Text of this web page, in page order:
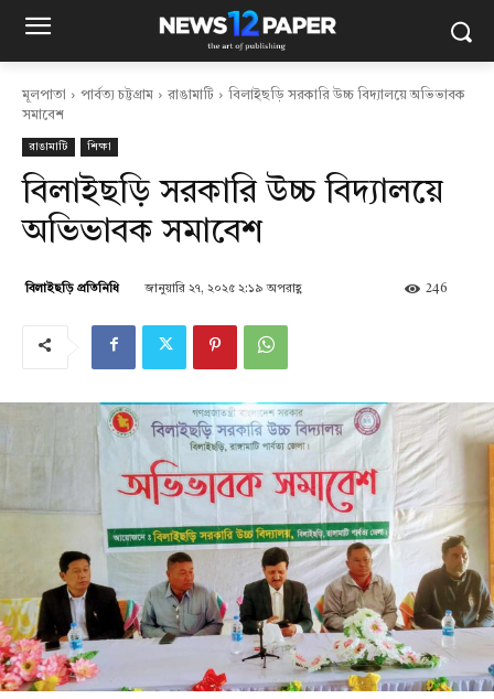
মূলপাতা পার্বত্য চট্টগ্রাম রাঙামাটি
বিলাইছড়ি সরকারি উচ্চ বিদ্যালয়ে অভিভাবক
সমাবেশ
রাঙামাটি শিক্ষা
বিলাইছড়ি সরকারি উচ্চ বিদ্যালয়ে
অভিভাবক সমাবেশ
বিলাইছড়ি প্রতিনিধি জানুয়ারি ২৭, ২০২৫ ২:১৯ অপরাহ্ণ 246